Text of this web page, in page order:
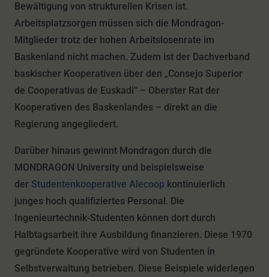
Bewältigung von strukturellen Krisen ist.
Arbeitsplatzsorgen müssen sich die Mondragon-
Mitglieder trotz der hohen Arbeitslosenrate im
Baskenland nicht machen. Zudem ist der Dachverband
baskischer Kooperativen über den „Consejo Superior
de Cooperativas de Euskadi“ – Oberster Rat der
Kooperativen des Baskenlandes – direkt an die
Regierung angegliedert.
Darüber hinaus gewinnt Mondragon durch die
MONDRAGON University und beispielsweise
der Studentenkooperative Alecoop kontinuierlich
junges hoch qualifiziertes Personal. Die
Ingenieurtechnik-Studenten können dort durch
Halbtagsarbeit ihre Ausbildung finanzieren. Diese 1970
gegründete Kooperative wird von Studenten in
Selbstverwaltung betrieben. Diese Beispiele widerlegen